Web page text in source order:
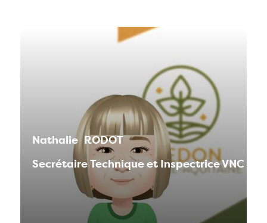
Nathalie RODOT
Secrétaire Technique et Inspectrice VNC